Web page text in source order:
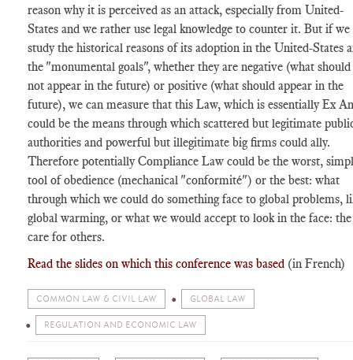
reason why it is perceived as an attack, especially from United-
States and we rather use legal knowledge to counter it. But if we
study the historical reasons of its adoption in the United-States
the "monumental goals", whether they are negative (what should
not appear in the future) or positive (what should appear in the
future), we can measure that this Law, which is essentially Ex
could be the means through which scattered but legitimate
authorities and powerful but illegitimate big firms could ally.
Therefore potentially Compliance Law could be the worst,
tool of obedience (mechanical "conformité") or the best: what
through which we could do something face to global problems,
global warming, or what we would accept to look in the face: the
care for others.
Read the slides on which this conference was based (in French)
COMMON LAW & CIVIL LAW GLOBAL LAW
REGULATION AND ECONOMIC LAW